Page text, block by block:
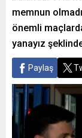
memnun
önemli
yanayız
Paylaş